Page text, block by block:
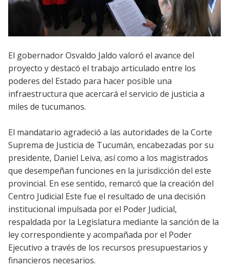
El gobernador Osvaldo Jaldo valoró el avance del
proyecto y destacó el trabajo articulado entre los
poderes del Estado para hacer posible una
infraestructura que acercará el servicio de justicia a
miles de tucumanos.
El mandatario agradeció a las autoridades de la Corte
Suprema de Justicia de Tucumán, encabezadas por su
presidente, Daniel Leiva, así como a los magistrados
que desempeñan funciones en la jurisdicción del este
provincial. En ese sentido, remarcó que la creación del
Centro Judicial Este fue el resultado de una decisión
institucional impulsada por el Poder Judicial,
respaldada por la Legislatura mediante la sanción de la
ley correspondiente y acompañada por el Poder
Ejecutivo a través de los recursos presupuestarios y
financieros necesarios.